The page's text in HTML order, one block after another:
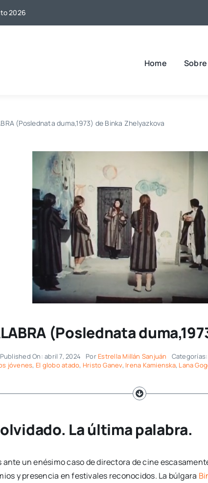
2026
Home
(Poslednata duma,1973) de Binka Zhelyazkova
(Poslednata
Published On: abril 7, 2024 Por Estrella Millán Sanjuán Categorías:
jóvenes, El globo atado, Hristo Ganev, Irena Kamienska, Lana
La última palabra.
un enésimo caso de directora de cine
y presencia en festivales reconocidos. La búlgara